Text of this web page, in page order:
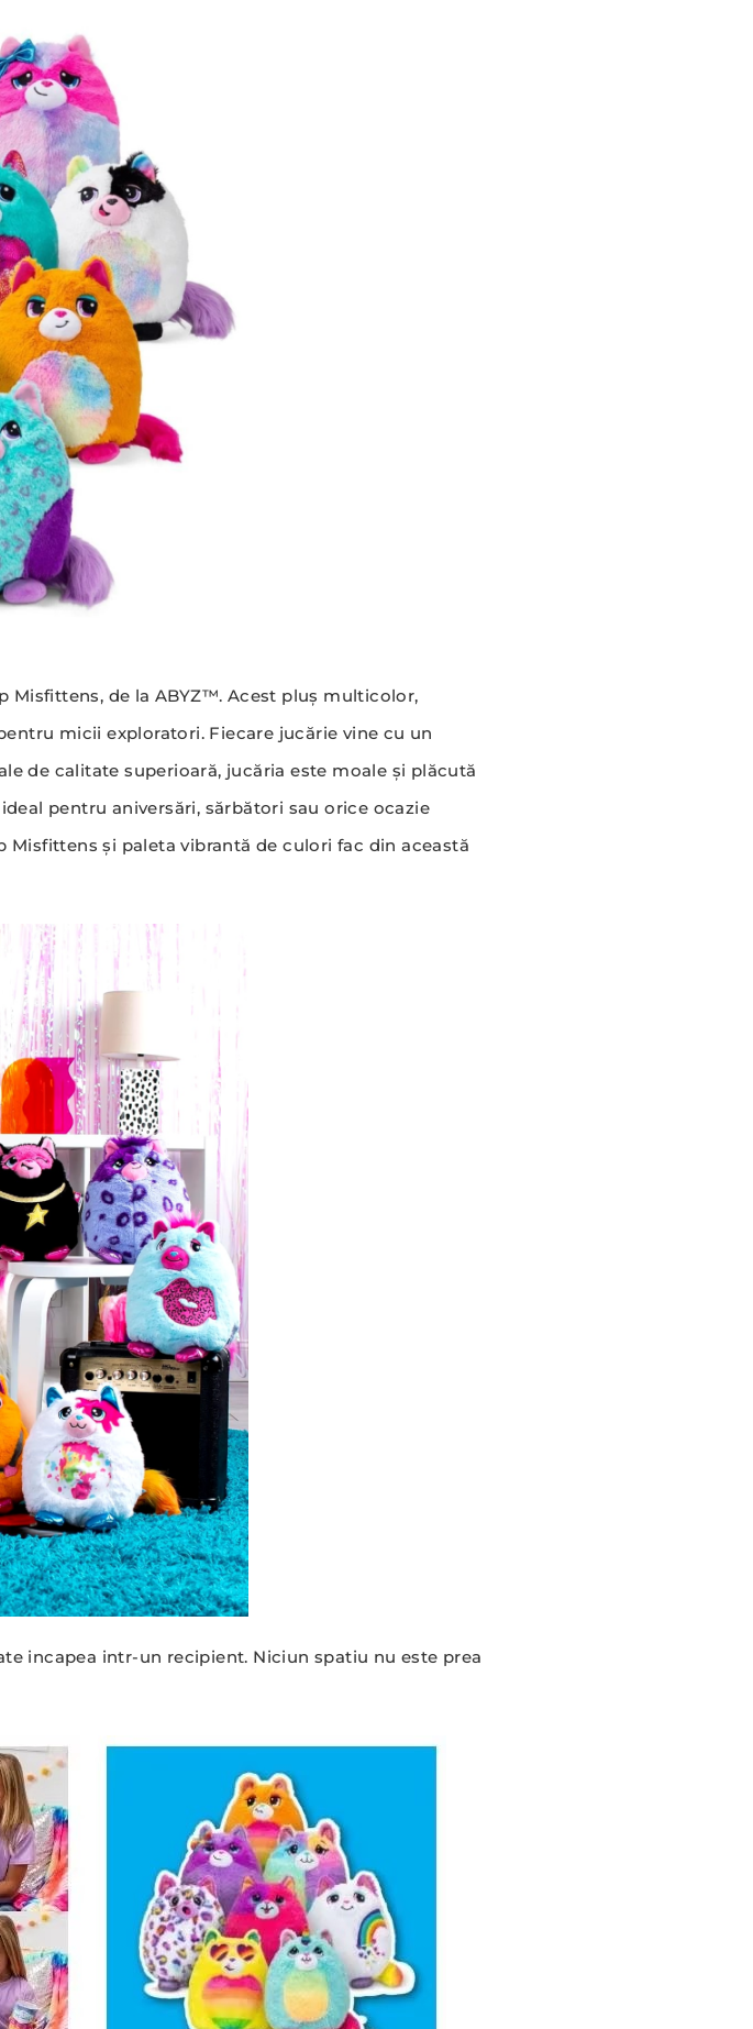
Misfittens, de la ABYZ™. Acest pluș multicolor,
micii exploratori. Fiecare jucărie vine cu un
de calitate superioară, jucăria este moale și plăcută
pentru aniversări, sărbători sau orice ocazie
și paleta vibrantă de culori fac din această
incapea intr-un recipient. Niciun spatiu nu este prea